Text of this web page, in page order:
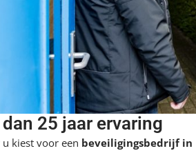
25 jaar ervaring
kiest voor een beveiligingsbedrijf in